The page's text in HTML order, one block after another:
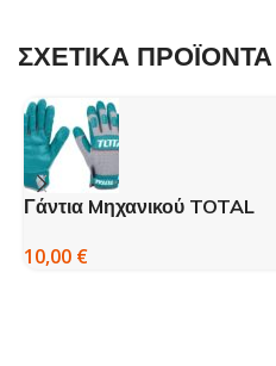
ΣΧΕΤΙΚΑ ΠΡΟΪΟΝΤΑ
Γάντια Mηχανικού TOTAL
10,00 €